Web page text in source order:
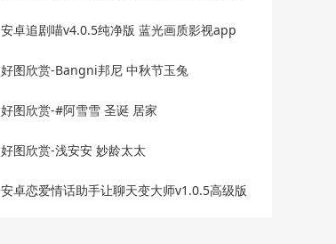
安卓追剧喵v4.0.5纯净版 蓝光画质影视app
好图欣赏-Bangni邦尼 中秋节玉兔
好图欣赏-#阿雪雪 圣诞 居家
好图欣赏-浅安安 妙龄太太
安卓恋爱情话助手让聊天变大师v1.0.5高级版